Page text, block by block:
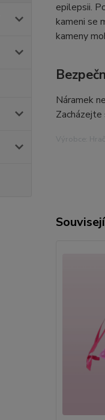
epilepsii.
kameni se
kameny
Náramek
Výrobce: